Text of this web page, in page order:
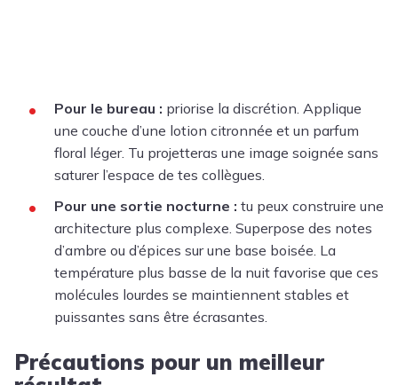
Pour le bureau : priorise la discrétion. Applique
une couche d’une lotion citronnée et un parfum
floral léger. Tu projetteras une image soignée sans
saturer l’espace de tes collègues.
Pour une sortie nocturne : tu peux construire une
architecture plus complexe. Superpose des notes
d’ambre ou d’épices sur une base boisée. La
température plus basse de la nuit favorise que ces
molécules lourdes se maintiennent stables et
puissantes sans être écrasantes.
Précautions pour un meilleur